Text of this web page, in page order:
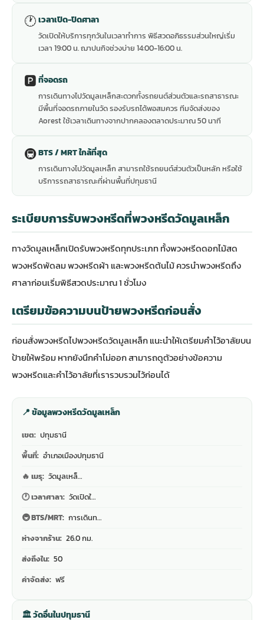
🕐 เวลาเปิด-ปิดศาลา
วัดเปิดให้บริการทุกวันในเวลาทำการ พิธีสวดอภิธรรมส่วนใหญ่เริ่ม
เวลา 19:00 น. ฌาปนกิจช่วงบ่าย 14:00-16:00 น.
🅿️ ที่จอดรถ
การเดินทางไปวัดมูลเหล็กสะดวกทั้งรถยนต์ส่วนตัวและรถสาธารณะ
มีพื้นที่จอดรถภายในวัด รองรับรถได้พอสมควร ทีมจัดส่งของ
Aorest ใช้เวลาเดินทางจากปากคลองตลาดประมาณ 50 นาที
🚇BTS / MRT ใกล้ที่สุด
การเดินทางไปวัดมูลเหล็ก สามารถใช้รถยนต์ส่วนตัวเป็นหลัก หรือใช้
บริการรถสาธารณะที่ผ่านพื้นที่ปทุมธานี
ระเบียบการรับพวงหรีดที่พวงหรีดวัดมูลเหล็ก
ทางวัดมูลเหล็กเปิดรับพวงหรีดทุกประเภท ทั้งพวงหรีดดอกไม้สด
พวงหรีดพัดลม พวงหรีดผ้า และพวงหรีดต้นไม้ ควรนำพวงหรีดถึง
ศาลาก่อนเริ่มพิธีสวดประมาณ 1 ชั่วโมง
เตรียมข้อความบนป้ายพวงหรีดก่อนสั่ง
ก่อนสั่งพวงหรีดไปพวงหรีดวัดมูลเหล็ก แนะนำให้เตรียมคำไว้อาลัยบน
ป้ายให้พร้อม หากยังนึกคำไม่ออก สามารถดูตัวอย่างข้อความ
พวงหรีดและคำไว้อาลัยที่เรารวบรวมไว้ก่อนได้
📍 ข้อมูลพวงหรีดวัดมูลเหล็ก
เขต: ปทุมธานี
พื้นที่: อำเภอเมืองปทุมธานี
🔥 เมรุ: วัดมูลเหล็…
🕐 เวลาศาลา: วัดเปิดใ…
🚇 BTS/MRT: การเดินท…
ห่างจากร้าน: 26.0 กม.
ส่งถึงใน: 50
ค่าจัดส่ง: ฟรี
🏛 วัดอื่นในปทุมธานี